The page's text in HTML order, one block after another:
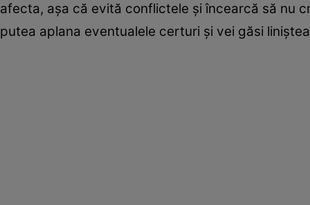
afecta, așa că evită conflictele și încearcă să nu
putea aplana eventualele certuri și vei găsi